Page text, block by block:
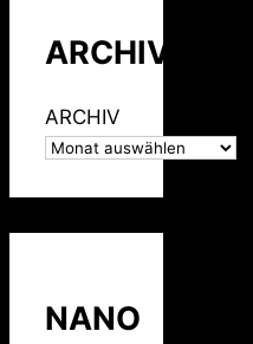
ARCHIV
ARCHIV
NANO